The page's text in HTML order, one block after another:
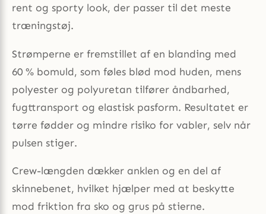
rent og sporty look, der passer til det meste
træningstøj.
Strømperne er fremstillet af en blanding med
60 % bomuld, som føles blød mod huden, mens
polyester og polyuretan tilfører åndbarhed,
fugttransport og elastisk pasform. Resultatet er
tørre fødder og mindre risiko for vabler, selv når
pulsen stiger.
Crew-længden dækker anklen og en del af
skinnebenet, hvilket hjælper med at beskytte
mod friktion fra sko og grus på stierne.